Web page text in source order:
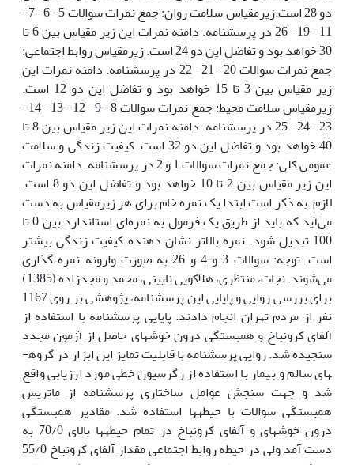
دو 28 است.زیرمقیاس سلامت روان: جمع نمرات سوالات 5- 6- 7-
11- 19- 26 در پرسشنامه. دامنه نمرات این زیر مقیاس بین 6 تا
30 خواهد بود و تفاضل این دو 24 است. زیرمقیاس روابط اجتماعی:
جمع نمرات سوالات 20- 21- 22 در پرسشنامه. دامنه نمرات این
زیر مقیاس بین 3 تا 15 خواهد بود و تفاضل این دو 12 است.
زیرمقیاس سلامت محیط: جمع نمرات سوالات 8- 9- 12- 13- 14-
23- 24- 25 در پرسشنامه. دامنه نمرات این زیر مقیاس بین 8 تا
40 خواهد بود و تفاضل این دو 32 است. کیفیت زندگی و سلامت
عمومی کلی: جمع نمرات سوالات 1 و 2 در پرسشنامه. دامنه نمرات
این زیر مقیاس بین 2 تا 10 خواهد بود و تفاضل این دو 8 است.
لازم به ذکر است ابتدا یک نمره خام برای هر زیرمقیاس به دست
می‌آید که باید از طریق یک فرمول به نمره‌ای استاندارد بین 0 تا
100 تبدیل شود. نمره بالاتر نشان دهنده کیفیت زندگی بیشتر
است. توجه: سوالات 3 و 4 و 26 به صورت وارونه نمره گذاری
می‌شوند. نجات، منتظری، هلاکویی نایینی، محمد و مجدزاده (1385)
برای بررسی روایی و پایایی این پرسشنامه، پژوهشی بر روی 1167
نفر از مردم تهران انجام دادند. پایایی پرسش­نامه با استفاده از
آلفای کرونباخ و همبستگی درون خوشه­ای حاصل از آزمون مجدد
سنجیده شد. روایی پرسش­نامه با قابلیت تمایز این ابزار در گروه­
های سالم و بیمار با استفاده از رگرسیون خطی مورد ارزیابی واقع
شد و جهت سنجش عوامل ساختاری پرسش­نامه از ماتریس
همبستگی سوالات با حیطه­ها استفاده شد. مقادیر همبستگی
درون خوشه­ای و آلفای کرونباخ در تمام حیطه­ها بالای 70/0 به
دست آمد ولی در حیطه روابط اجتماعی مقدار آلفای کرونباخ 55/0